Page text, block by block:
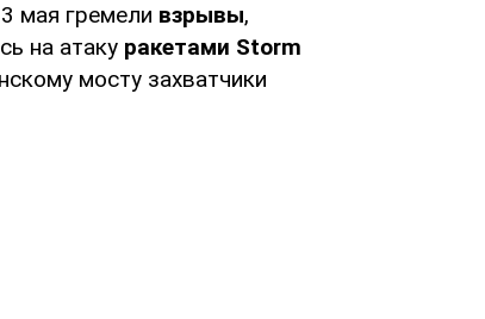
мая гремели взрывы,
на атаку ракетами Storm
мосту захватчики